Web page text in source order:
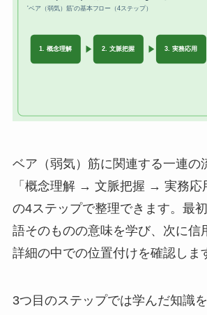
ベア（弱気）筋に関連する一連の
「概念理解 → 文脈把握 → 実務応
の4ステップで整理できます。最
語そのものの意味を学び、次に信
詳細の中での位置付けを確認しま
3つ目のステップでは学んだ知識